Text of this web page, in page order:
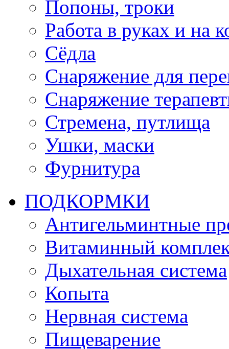
Попоны, троки
Работа в руках и на
Сёдла
Снаряжение для
Снаряжение
Стремена, путлища
Ушки, маски
Фурнитура
ПОДКОРМКИ
Антигельминтные
Витаминный
Дыхательная система
Копыта
Нервная система
Пищеварение